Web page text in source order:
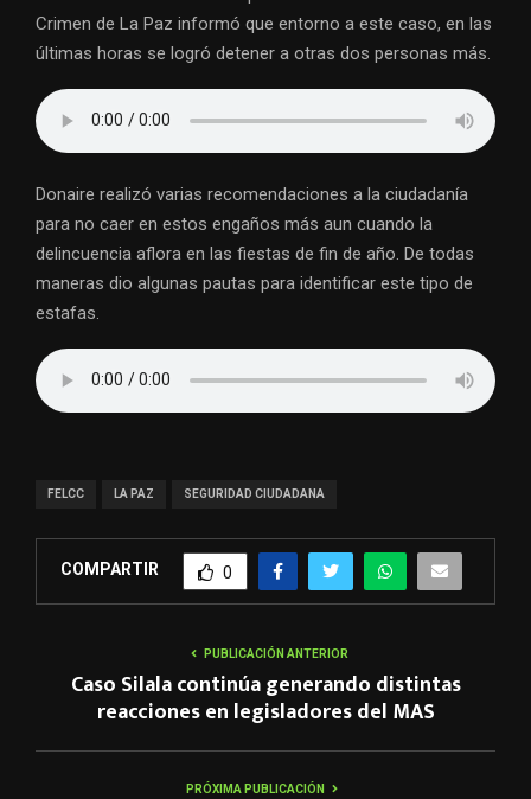
Crimen de La Paz informó que entorno a este caso, en las
últimas horas se logró detener a otras dos personas más.
Donaire realizó varias recomendaciones a la ciudadanía
para no caer en estos engaños más aun cuando la
delincuencia aflora en las fiestas de fin de año. De todas
maneras dio algunas pautas para identificar este tipo de
estafas.
FELCC LA PAZ SEGURIDAD CIUDADANA
COMPARTIR 0
PUBLICACIÓN ANTERIOR
Caso Silala continúa generando distintas
reacciones en legisladores del MAS
PRÓXIMA PUBLICACIÓN